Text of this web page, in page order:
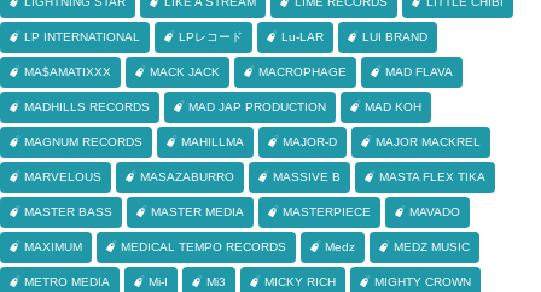
LP INTERNATIONAL LPレコード Lu-LAR LUI BRAND
MA$AMATIXXX MACK JACK MACROPHAGE MAD FLAVA
MADHILLS RECORDS MAD JAP PRODUCTION MAD KOH
MAGNUM RECORDS MAHILLMA MAJOR-D MAJOR MACKREL
MARVELOUS MASAZABURRO MASSIVE B MASTA FLEX TIKA
MASTER BASS MASTER MEDIA MASTERPIECE MAVADO
MAXIMUM MEDICAL TEMPO RECORDS Medz MEDZ MUSIC
METRO MEDIA Mi-I Mi3 MICKY RICH MIGHTY CROWN